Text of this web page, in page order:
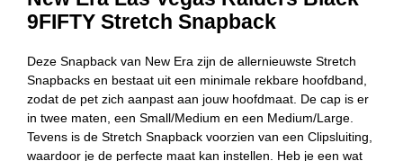
9FIFTY Stretch Snapback
Deze Snapback van New Era zijn de allernieuwste Stretch
Snapbacks en bestaat uit een minimale rekbare hoofdband,
zodat de pet zich aanpast aan jouw hoofdmaat. De cap is er
in twee maten, een Small/Medium en een Medium/Large.
Tevens is de Stretch Snapback voorzien van een Clipsluiting,
waardoor je de perfecte maat kan instellen. Heb je een wat